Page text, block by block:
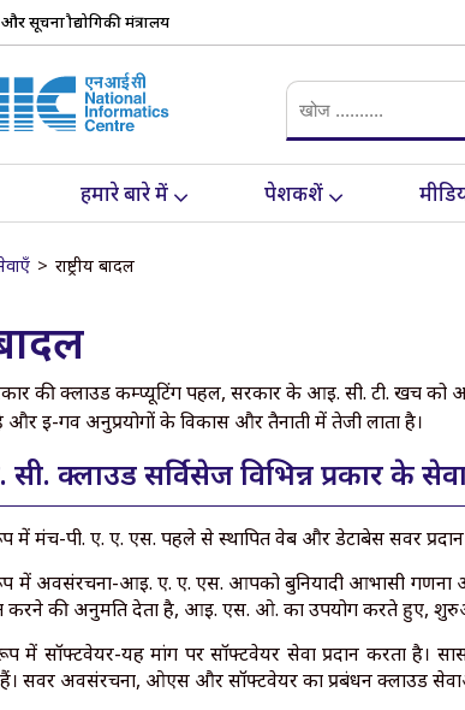
सूचना प्रौद्योगिकी मंत्रालय
हमारे बारे में पेशकशें
राष्ट्रीय बादल
बादल
की क्लाउड कम्प्यूटिंग पहल, सरकार के आई. सी. टी. खर्च
और ई-गव अनुप्रयोगों के विकास और तैनाती में तेजी लाता है।
क्लाउड सर्विसेज विभिन्न प्रकार के
मंच-पी. ए. ए. एस. पहले से स्थापित वेब और डेटाबेस सर्वर
अवसंरचना-आई. ए. ए. एस. आपको बुनियादी आभासी गणना
करने की अनुमति देता है, आई. एस. ओ. का उपयोग करते हुए,
में सॉफ्टवेयर-यह मांग पर सॉफ्टवेयर सेवा प्रदान करता है।
हैं। सर्वर अवसंरचना, ओएस और सॉफ्टवेयर का प्रबंधन क्लाउड सेवाओं